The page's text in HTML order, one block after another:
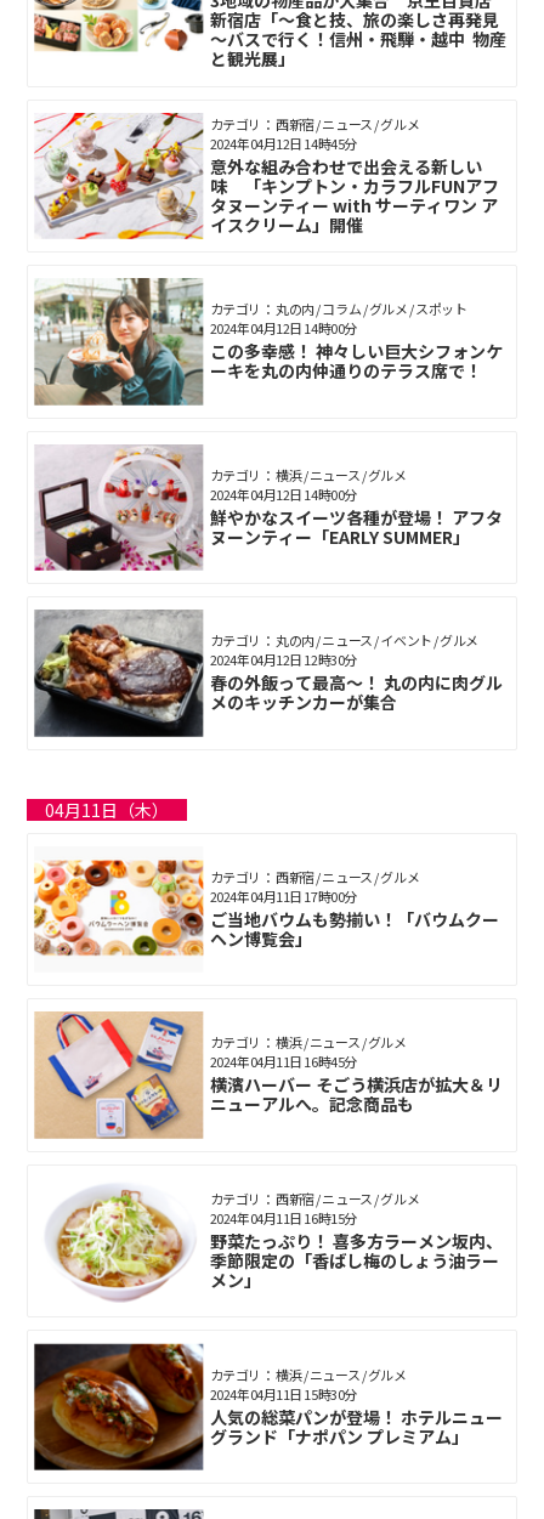
新宿店「～食と技、旅の楽しさ再発見
～バスで行く！信州・飛騨・越中 物産
と観光展」
カテゴリ： 西新宿 / ニュース / グルメ
意外な組み合わせで出会える新しい
味 「キンプトン・カラフルFUNアフ
タヌーンティー with サーティワン ア
イスクリーム」開催
2024年04月12日 14時45分
カテゴリ： 丸の内 / コラム / グルメ / スポット
この多幸感！ 神々しい巨大シフォンケ
ーキを丸の内仲通りのテラス席で！
2024年04月12日 14時00分
カテゴリ： 横浜 / ニュース / グルメ
鮮やかなスイーツ各種が登場！ アフタ
ヌーンティー「EARLY SUMMER」
2024年04月12日 14時00分
カテゴリ： 丸の内 / ニュース / イベント / グルメ
春の外飯って最高～！ 丸の内に肉グル
メのキッチンカーが集合
2024年04月12日 12時30分
04月11日（木）
カテゴリ： 西新宿 / ニュース / グルメ
ご当地バウムも勢揃い！「バウムクー
ヘン博覧会」
2024年04月11日 17時00分
カテゴリ： 横浜 / ニュース / グルメ
横濱ハーバー そごう横浜店が拡大＆リ
ニューアルへ。記念商品も
2024年04月11日 16時45分
カテゴリ： 西新宿 / ニュース / グルメ
野菜たっぷり！ 喜多方ラーメン坂内、
季節限定の「香ばし梅のしょう油ラー
メン」
2024年04月11日 16時15分
カテゴリ： 横浜 / ニュース / グルメ
人気の総菜パンが登場！ ホテルニュー
グランド「ナポパン プレミアム」
2024年04月11日 15時30分